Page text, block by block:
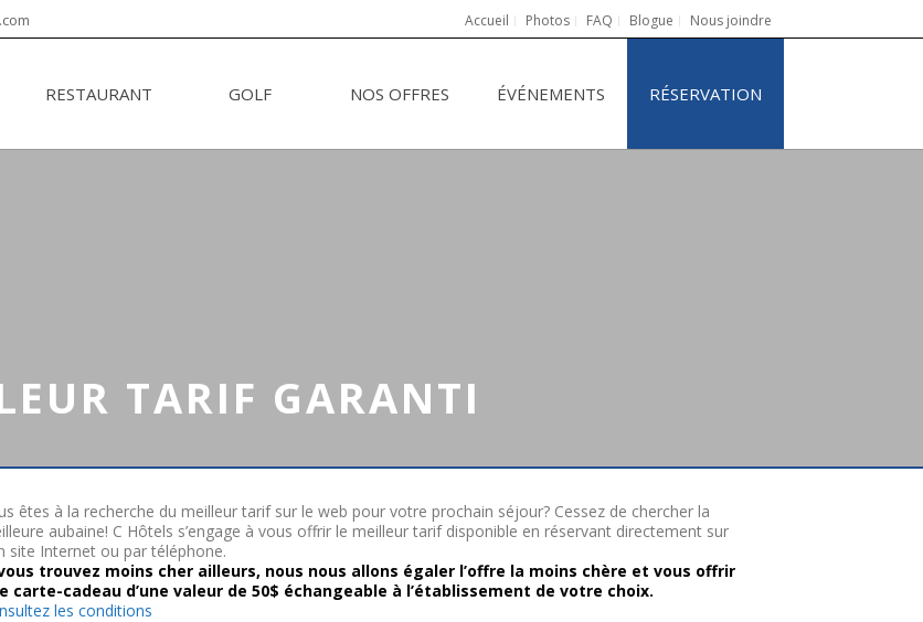
Accueil Photos FAQ Blogue Nous joindre
RESTAURANT GOLF NOS OFFRES ÉVÉNEMENTS RÉSERVATION
TARIF GARANTI
êtes à la recherche du meilleur tarif sur le web pour votre prochain séjour? Cessez de chercher la
aubaine! C Hôtels s’engage à vous offrir le meilleur tarif disponible en réservant directement sur
site Internet ou par téléphone.
trouvez moins cher ailleurs, nous nous allons égaler l’offre la moins chère et vous offrir
carte-cadeau d’une valeur de 50$ échangeable à l’établissement de votre choix.
les conditions